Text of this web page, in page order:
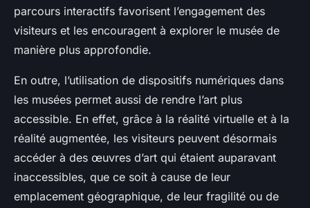
parcours interactifs favorisent l’engagement des
visiteurs et les encouragent à explorer le musée de
manière plus approfondie.
En outre, l’utilisation de dispositifs numériques dans
les musées permet aussi de rendre l’art plus
accessible. En effet, grâce à la réalité virtuelle et à la
réalité augmentée, les visiteurs peuvent désormais
accéder à des œuvres d’art qui étaient auparavant
inaccessibles, que ce soit à cause de leur
emplacement géographique, de leur fragilité ou de